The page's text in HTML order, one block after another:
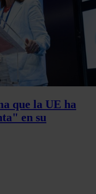
que la UE ha
en su